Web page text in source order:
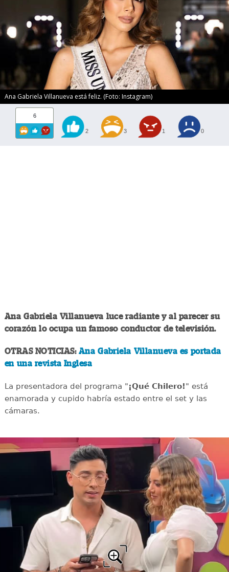
Ana Gabriela Villanueva está feliz. (Foto: Instagram)
6
2 3 1 0
Ana Gabriela Villanueva luce radiante y al parecer su
corazón lo ocupa un famoso conductor de televisión.
OTRAS NOTICIAS: Ana Gabriela Villanueva es portada
en una revista Inglesa
La presentadora del programa "¡Qué Chilero!" está
enamorada y cupido habría estado entre el set y las
cámaras.